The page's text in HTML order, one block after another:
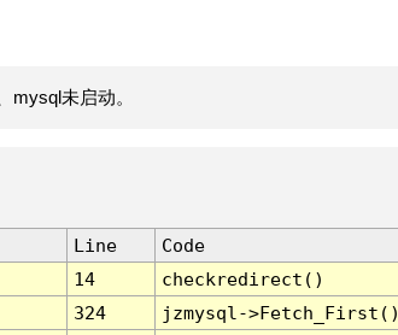
mysql未启动。
Line
Code
14
checkredirect()
324
jzmysql-